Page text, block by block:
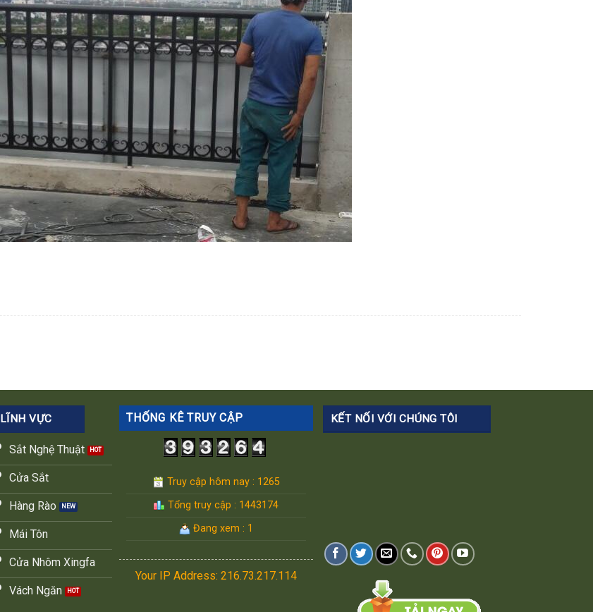
LĨNH VỰC
Sắt Nghệ Thuật
Cửa Sắt
Hàng Rào
Mái Tôn
Cửa Nhôm Xingfa
Vách Ngăn
THỐNG KÊ TRUY CẬP
Truy cập hôm nay : 1265
Tổng truy cập : 1443174
Đang xem : 1
Your IP Address: 216.73.217.114
KẾT NỐI VỚI CHÚNG TÔI